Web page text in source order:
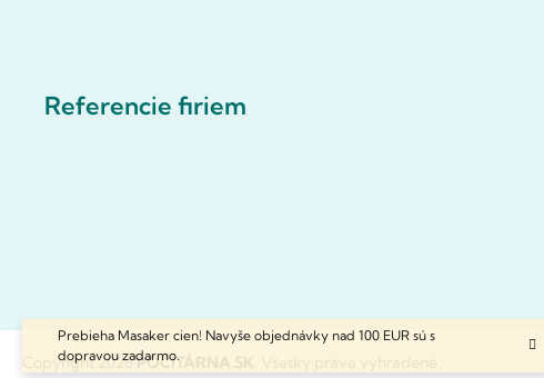
Prebieha Masaker cien! Navyše objednávky nad 100 EUR sú s
dopravou zadarmo.
Referencie firiem
Copyright 2026POČÍTÁRNA.SK